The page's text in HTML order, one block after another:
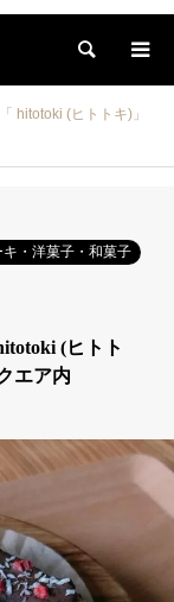
検索
hitotoki (ヒトトキ)」
・洋菓子・和菓子
(ヒトト
エア内